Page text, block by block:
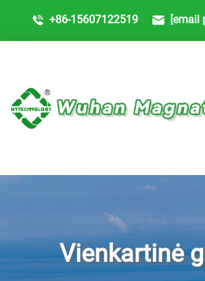
+86-15607122519 [email
Vienkartinė